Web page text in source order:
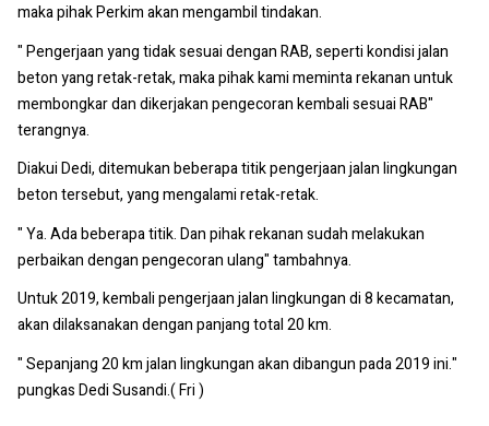
maka pihak Perkim akan mengambil tindakan.
" Pengerjaan yang tidak sesuai dengan RAB, seperti kondisi jalan
beton yang retak-retak, maka pihak kami meminta rekanan untuk
membongkar dan dikerjakan pengecoran kembali sesuai RAB"
terangnya.
Diakui Dedi, ditemukan beberapa titik pengerjaan jalan lingkungan
beton tersebut, yang mengalami retak-retak.
" Ya. Ada beberapa titik. Dan pihak rekanan sudah melakukan
perbaikan dengan pengecoran ulang" tambahnya.
Untuk 2019, kembali pengerjaan jalan lingkungan di 8 kecamatan,
akan dilaksanakan dengan panjang total 20 km.
" Sepanjang 20 km jalan lingkungan akan dibangun pada 2019 ini."
pungkas Dedi Susandi.( Fri )